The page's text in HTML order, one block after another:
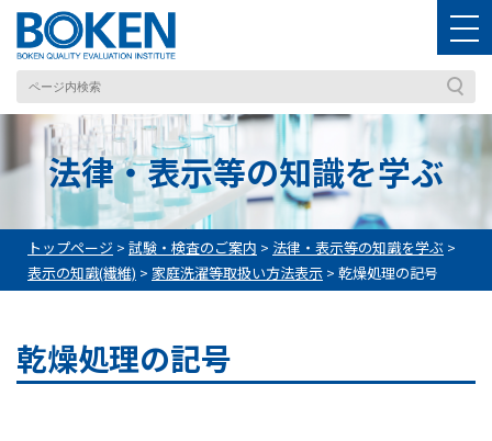
法律・表示等の知識を学ぶ
トップページ > 試験・検査のご案内 > 法律・表示等の知識を学ぶ >
表示の知識(繊維) > 家庭洗濯等取扱い方法表示 > 乾燥処理の記号
乾燥処理の記号